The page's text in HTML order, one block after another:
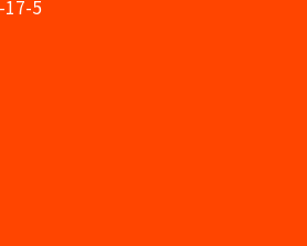
17-5